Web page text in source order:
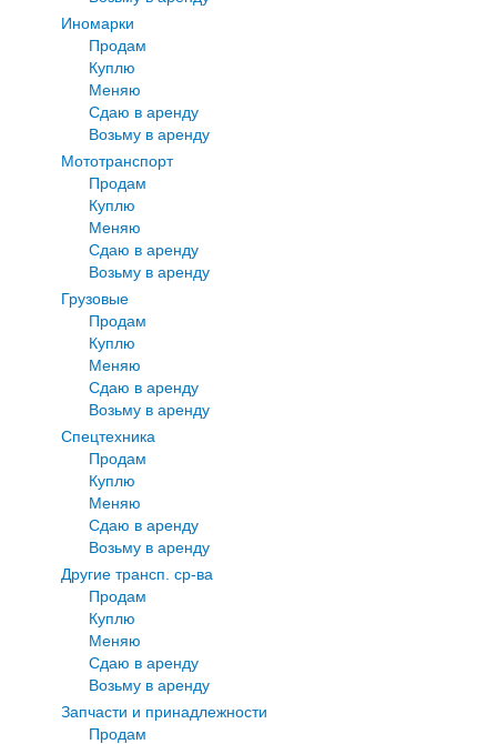
Иномарки
Продам
Куплю
Меняю
Сдаю в аренду
Возьму в аренду
Мототранспорт
Продам
Куплю
Меняю
Сдаю в аренду
Возьму в аренду
Грузовые
Продам
Куплю
Меняю
Сдаю в аренду
Возьму в аренду
Спецтехника
Продам
Куплю
Меняю
Сдаю в аренду
Возьму в аренду
Другие трансп. ср-ва
Продам
Куплю
Меняю
Сдаю в аренду
Возьму в аренду
Запчасти и принадлежности
Продам